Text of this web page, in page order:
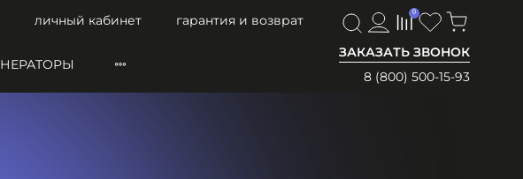
личный кабинет
гарантия и возврат
ЗАКАЗАТЬ ЗВОНОК
8 (800) 500-15-93
0